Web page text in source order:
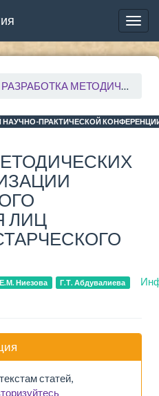
РАЗРАБОТКА МЕТОДИЧЕСКИХ ОСНОВ ОРГАНИЗАЦИИ ЛЕКАРСТВЕННОГО ОБЕСПЕЧЕНИЯ ЛИЦ ПОЖИЛОГО И СТАРЧЕСКОГО ВОЗРАСТА
ПРАКТИЧЕСКОЙ
ЛИЦ
Е.М. Ниезова Г.Т. Абдувалиева
статей,